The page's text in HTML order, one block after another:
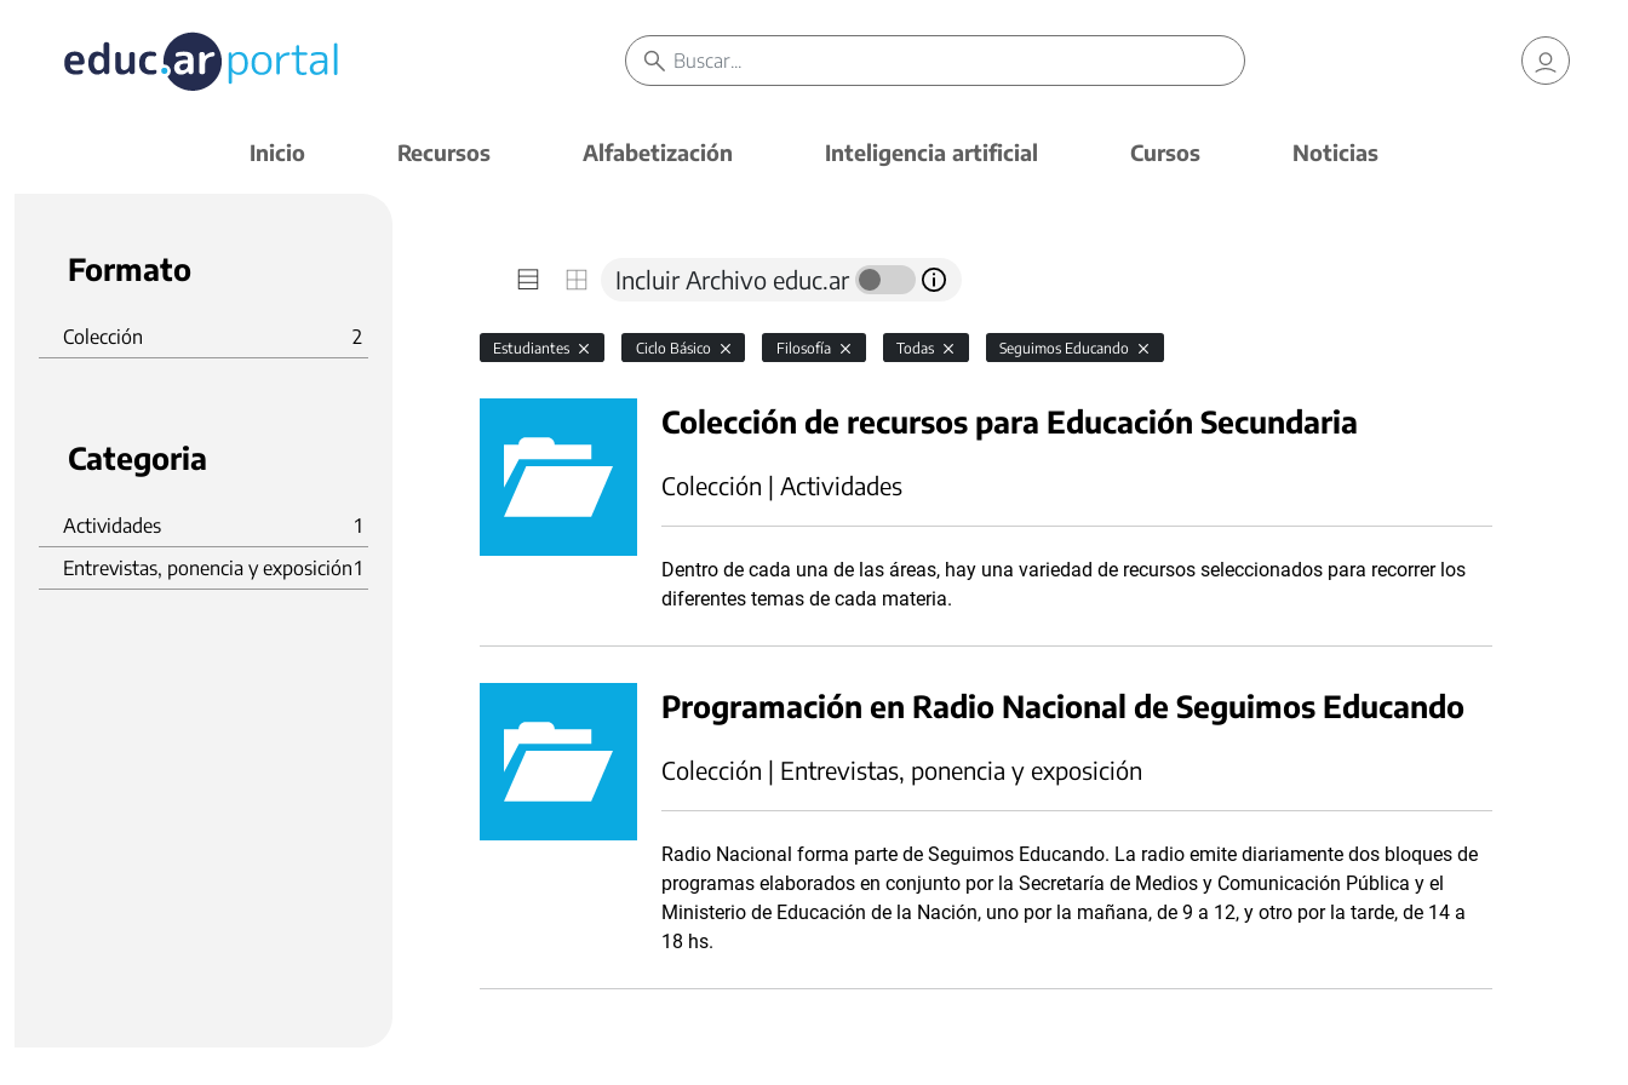
Inicio Recursos Alfabetización Inteligencia artificial Cursos Noticias
Formato
Colección 2
Categoria
Actividades
1
Entrevistas, ponencia y exposición1
Incluir Archivo educ.ar
Estudiantes Ciclo Básico Filosofía Todas Seguimos Educando
Colección de recursos para Educación Secundaria
Colección | Actividades
Dentro de cada una de las áreas, hay una variedad de recursos seleccionados para recorrer los
diferentes temas de cada materia.
Programación en Radio Nacional de Seguimos Educando
Colección | Entrevistas, ponencia y exposición
Radio Nacional forma parte de Seguimos Educando. La radio emite diariamente dos bloques de
programas elaborados en conjunto por la Secretaría de Medios y Comunicación Pública y el
Ministerio de Educación de la Nación, uno por la mañana, de 9 a 12, y otro por la tarde, de 14 a
18 hs.